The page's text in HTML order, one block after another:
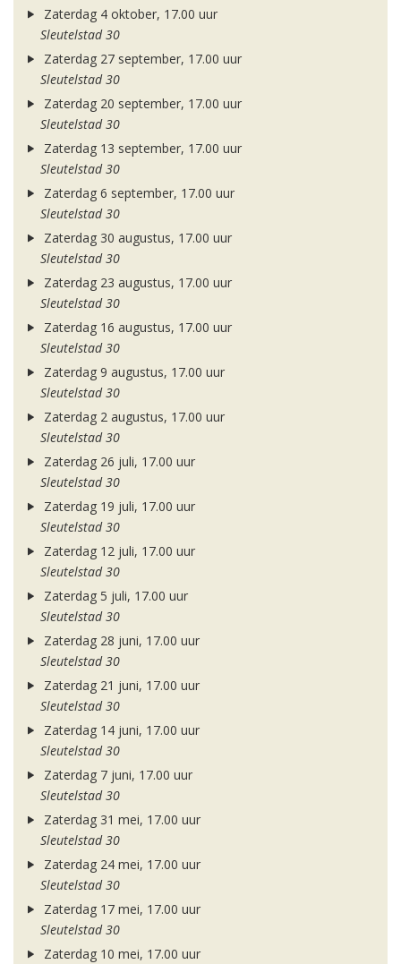
Zaterdag 4 oktober, 17.00 uur
Sleutelstad 30
Zaterdag 27 september, 17.00 uur
Sleutelstad 30
Zaterdag 20 september, 17.00 uur
Sleutelstad 30
Zaterdag 13 september, 17.00 uur
Sleutelstad 30
Zaterdag 6 september, 17.00 uur
Sleutelstad 30
Zaterdag 30 augustus, 17.00 uur
Sleutelstad 30
Zaterdag 23 augustus, 17.00 uur
Sleutelstad 30
Zaterdag 16 augustus, 17.00 uur
Sleutelstad 30
Zaterdag 9 augustus, 17.00 uur
Sleutelstad 30
Zaterdag 2 augustus, 17.00 uur
Sleutelstad 30
Zaterdag 26 juli, 17.00 uur
Sleutelstad 30
Zaterdag 19 juli, 17.00 uur
Sleutelstad 30
Zaterdag 12 juli, 17.00 uur
Sleutelstad 30
Zaterdag 5 juli, 17.00 uur
Sleutelstad 30
Zaterdag 28 juni, 17.00 uur
Sleutelstad 30
Zaterdag 21 juni, 17.00 uur
Sleutelstad 30
Zaterdag 14 juni, 17.00 uur
Sleutelstad 30
Zaterdag 7 juni, 17.00 uur
Sleutelstad 30
Zaterdag 31 mei, 17.00 uur
Sleutelstad 30
Zaterdag 24 mei, 17.00 uur
Sleutelstad 30
Zaterdag 17 mei, 17.00 uur
Sleutelstad 30
Zaterdag 10 mei, 17.00 uur